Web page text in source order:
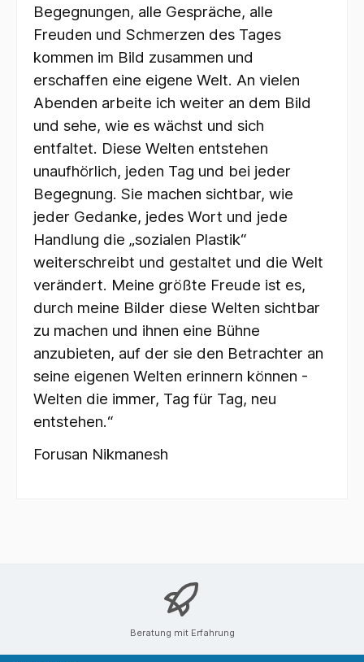
Begegnungen, alle Gespräche, alle
Freuden und Schmerzen des Tages
kommen im Bild zusammen und
erschaffen eine eigene Welt. An vielen
Abenden arbeite ich weiter an dem Bild
und sehe, wie es wächst und sich
entfaltet. Diese Welten entstehen
unaufhörlich, jeden Tag und bei jeder
Begegnung. Sie machen sichtbar, wie
jeder Gedanke, jedes Wort und jede
Handlung die „sozialen Plastik“
weiterschreibt und gestaltet und die Welt
verändert. Meine größte Freude ist es,
durch meine Bilder diese Welten sichtbar
zu machen und ihnen eine Bühne
anzubieten, auf der sie den Betrachter an
seine eigenen Welten erinnern können -
Welten die immer, Tag für Tag, neu
entstehen.“
Forusan Nikmanesh
Beratung mit Erfahrung